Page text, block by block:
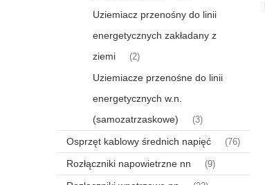
Uziemiacz przenośny do linii
energetycznych zakładany z
ziemi
(2)
Uziemiacze przenośne do linii
energetycznych w.n.
(samozatrzaskowe)
(3)
Osprzęt kablowy średnich napięć (76)
Rozłączniki napowietrzne nn (9)